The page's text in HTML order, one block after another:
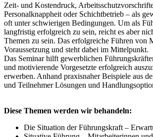
Zeit- und Kostendruck,
Personalknappheit oder Schichtbetrieb – als
oft unter schwierigen Bedingungen. Um als
langfristig erfolgreich zu sein, reicht es aber
Themen zu sein. Das erfolgreiche Führen von
Voraussetzung und steht dabei im Mittelpunkt.
Das Seminar hilft gewerblichen
und motivierende Vorgesetzte erfolgreich
erwerben. Anhand praxisnaher Beispiele aus
und Teilnehmer Lösungen und
Diese Themen werden wir behandeln:
Die Situation der Führungskraft –